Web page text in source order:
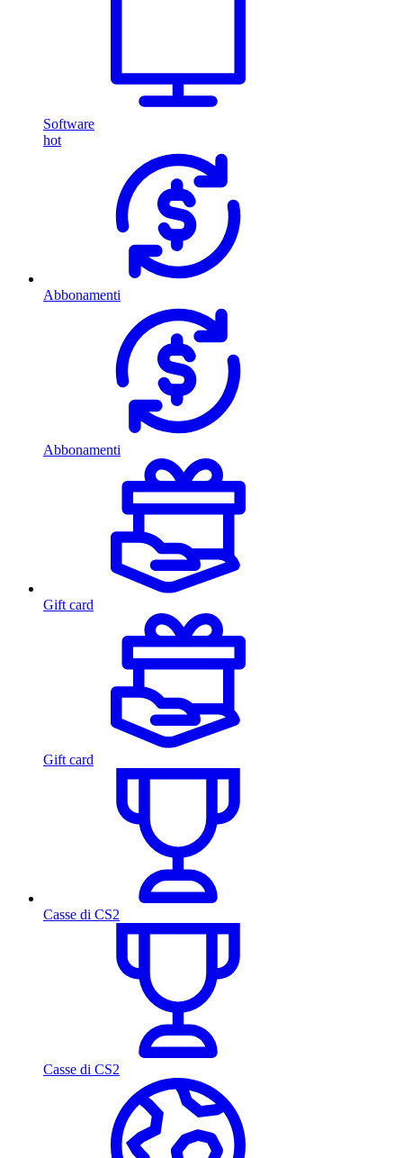
Software
hot
Abbonamenti
Abbonamenti
Gift card
Gift card
Casse di CS2
Casse di CS2